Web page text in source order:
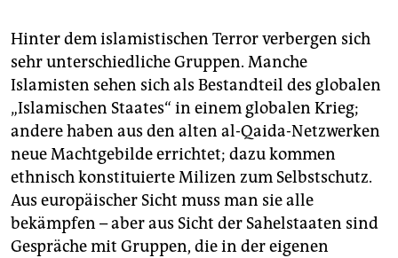
Hinter dem islamistischen Terror verbergen sich
sehr unterschiedliche Gruppen. Manche
Islamisten sehen sich als Bestandteil des globalen
„Islamischen Staates“ in einem globalen Krieg;
andere haben aus den alten al-Qaida-Netzwerken
neue Machtgebilde errichtet; dazu kommen
ethnisch konstituierte Milizen zum Selbstschutz.
Aus europäischer Sicht muss man sie alle
bekämpfen – aber aus Sicht der Sahelstaaten sind
Gespräche mit Gruppen, die in der eigenen